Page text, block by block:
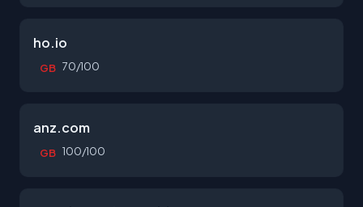
ho.io
GB 70/100
anz.com
GB 100/100